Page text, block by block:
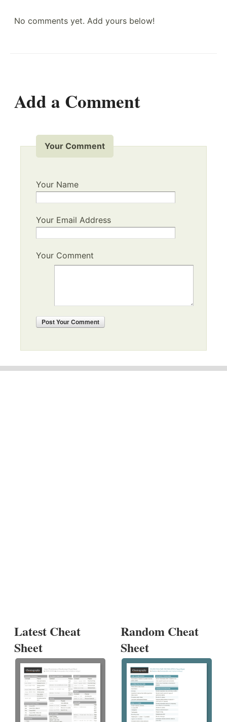
No comments yet. Add yours below!
Add a Comment
Your Comment
Your Name
Your Email Address
Your Comment
PostYour Comment
Latest Cheat
Sheet
Random Cheat
Sheet